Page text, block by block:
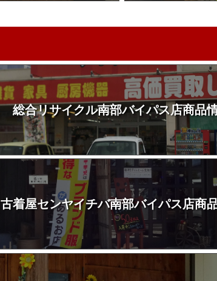
総合リサイクル南部バイパス店商品
古着屋センヤイチバ南部バイパス店商